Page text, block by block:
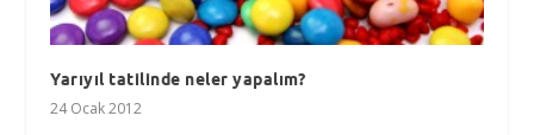
Yarıyıl tatilinde neler yapalım?
24 Ocak 2012